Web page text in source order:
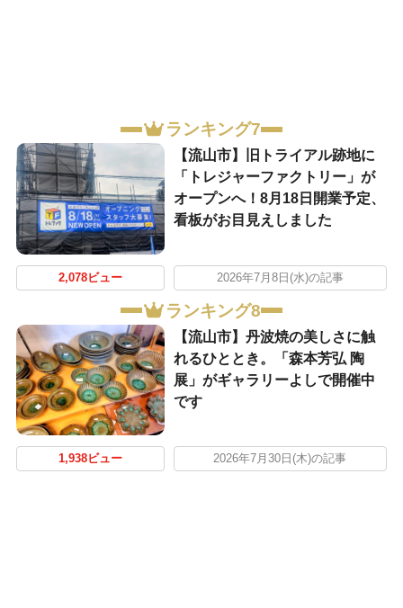
ランキング7
【流山市】旧トライアル跡地に
「トレジャーファクトリー」が
オープンへ！8月18日開業予定、
看板がお目見えしました
2,078ビュー 2026年7月8日(水)の記事
ランキング8
【流山市】丹波焼の美しさに触
れるひととき。「森本芳弘 陶
展」がギャラリーよしで開催中
です
1,938ビュー 2026年7月30日(木)の記事